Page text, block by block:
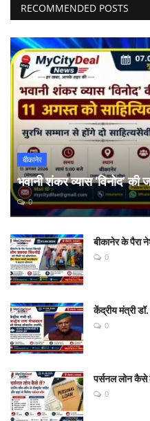
RECOMMENDED POSTS
बीकानेर
भवानी शंकर व्यास ‘विनोद’
0
बीकानेर के पैरा
0
केंद्रीय मंत्री
0
पर्सनल लोन कैसे
0